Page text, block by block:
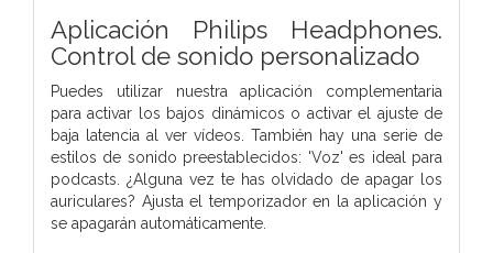
Aplicación Philips Headphones.
Control de sonido personalizado
Puedes utilizar nuestra aplicación complementaria
para activar los bajos dinámicos o activar el ajuste de
baja latencia al ver vídeos. También hay una serie de
estilos de sonido preestablecidos: 'Voz' es ideal para
podcasts. ¿Alguna vez te has olvidado de apagar los
auriculares? Ajusta el temporizador en la aplicación y
se apagarán automáticamente.